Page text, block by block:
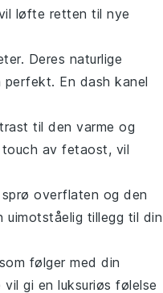
løfte retten til nye
. Deres naturlige
perfekt. En dash kanel
til den varme og
av fetaost, vil
overflaten og den
uimotståelig tillegg til din
følger med din
vil gi en luksuriøs følelse